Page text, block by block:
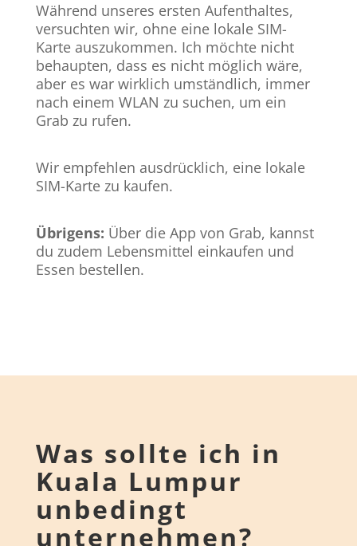
Während unseres ersten Aufenthaltes,
versuchten wir, ohne eine lokale SIM-
Karte auszukommen. Ich möchte nicht
behaupten, dass es nicht möglich wäre,
aber es war wirklich umständlich, immer
nach einem WLAN zu suchen, um ein
Grab zu rufen.
Wir empfehlen ausdrücklich, eine lokale
SIM-Karte zu kaufen.
Übrigens: Über die App von Grab, kannst
du zudem Lebensmittel einkaufen und
Essen bestellen.
Was sollte ich in
Kuala Lumpur
unbedingt
unternehmen?